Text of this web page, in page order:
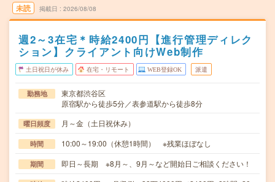
未読 掲載日 2026/08/08
週2～3在宅＊時給2400円【進行管理ディレク
ション】クライアント向けWeb制作
土日祝日が休み 在宅・リモート WEB登録OK 派遣
勤務地
東京都渋谷区
原宿駅から徒歩5分／表参道駅から徒歩8分
曜日頻度 月～金（土日祝休み）
時間 10:00～19:00（休憩1時間） ※残業ほぼなし
期間 即日～長期 ※8月～、9月～など開始日ご相談ください！